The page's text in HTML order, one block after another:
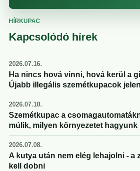
HÍRKUPAC
Kapcsolódó hírek
2026.07.16.
Ha nincs hová vinni, hová kerül a
Újabb illegális szemétkupacok
2026.07.10.
Szemétkupac a
múlik, milyen környezetet hagyunk
2026.07.08.
A kutya után nem elég lehajolni - a
kell dobni